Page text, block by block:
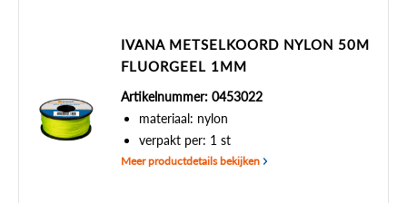
IVANA METSELKOORD NYLON 50M
FLUORGEEL 1MM
Artikelnummer: 0453022
materiaal: nylon
verpakt per: 1 st
Meer productdetails bekijken